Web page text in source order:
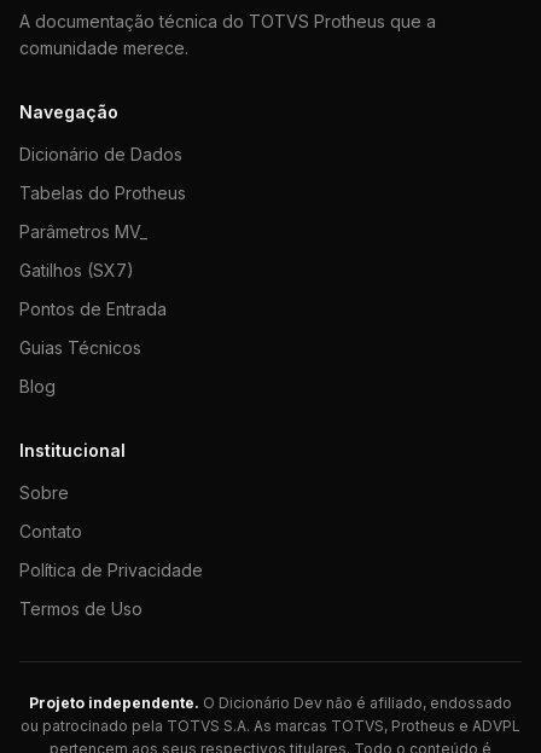
A documentação técnica do TOTVS Protheus que a
comunidade merece.
Navegação
Dicionário de Dados
Tabelas do Protheus
Parâmetros MV_
Gatilhos (SX7)
Pontos de Entrada
Guias Técnicos
Blog
Institucional
Sobre
Contato
Política de Privacidade
Termos de Uso
Projeto independente. O Dicionário Dev não é afiliado, endossado
ou patrocinado pela TOTVS S.A. As marcas TOTVS, Protheus e ADVPL
pertencem aos seus respectivos titulares. Todo o conteúdo é